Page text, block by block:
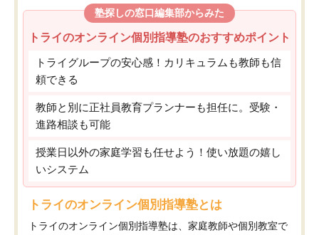
塾探しの窓口編集部からみた
トライのオンライン個別指導塾のおすすめポイント
トライグループの安心感！カリキュラムも教師も信
頼できる
教師と別に正社員教育プランナーも担任に。受験・
進路相談も可能
授業日以外の家庭学習も任せよう！使い放題の嬉し
いシステム
トライのオンライン個別指導塾とは
トライのオンライン個別指導塾は、家庭教師や個別教室で